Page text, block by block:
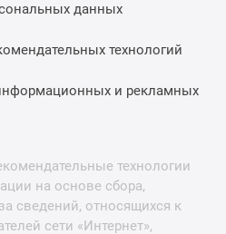
данных
технологий
и рекламных
технологии
на основе сбора,
сведений, относящихся к
сети «Интернет»,